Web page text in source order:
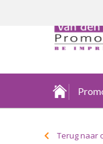
Terug naar